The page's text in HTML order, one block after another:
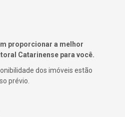
proporcionar a melhor
Catarinense para você.
dos imóveis estão
prévio.